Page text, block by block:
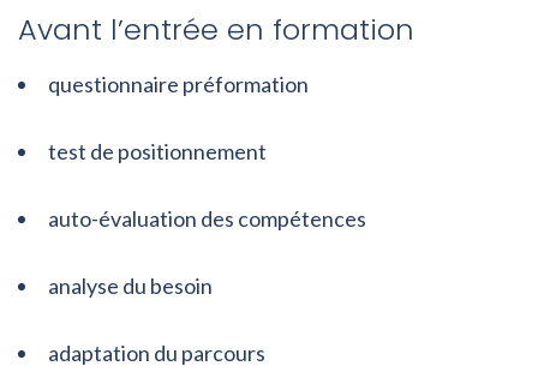
Avant l’entrée en formation
questionnaire préformation
test de positionnement
auto-évaluation des compétences
analyse du besoin
adaptation du parcours